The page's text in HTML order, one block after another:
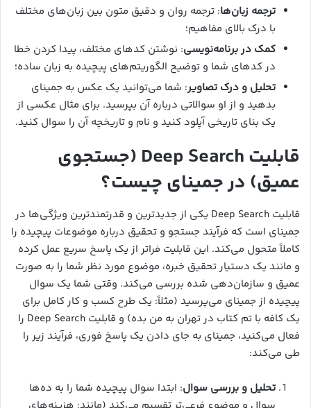
ترجمه زبان‌ها: ترجمه روان و دقیق متون بین زبان‌های مختلف
با درک بالای مفاهیم؛
کمک در برنامه‌نویسی: نوشتن کدهای مختلف، پیدا کردن خطا
در کدهای شما و توضیح الگوریتم‌های پیچیده به زبان ساده؛
تحلیل و درک تصاویر: شما می‌توانید یک عکس به جمینای
بدهید و از او سوالاتی درباره آن بپرسید. برای مثال عکسی از
یک بنای تاریخی آپلود کنید و نام و تاریخچه آن را سوال کنید.
قابلیت Deep Search (جستجوی
عمیق) در جمینای چیست؟
قابلیت Deep Search یکی از جدیدترین و قدرتمندترین ویژگی‌ها در
جمینای است که فرآیند جستجو و تحقیق درباره موضوعات پیچیده را
کاملاً متحول می‌کند. این قابلیت فراتر از یک پاسخ سریع عمل کرده
و مانند یک دستیار تحقیق خبره، موضوع مورد نظر شما را به صورت
عمیق و سازمان‌دهی شده بررسی می‌کند. وقتی شما یک سوال
پیچیده از جمینای می‌پرسید (مثلاً: یک طرح کسب و کار کامل برای
یک کافه با تم کتاب در تهران به من بده) و قابلیت Deep Search را
فعال می‌کنید، جمینای به جای دادن یک پاسخ فوری، فرآیند زیر را
طی می‌کند:
تحلیل و بررسی سوال: ابتدا سوال پیچیده شما را به ده‌ها